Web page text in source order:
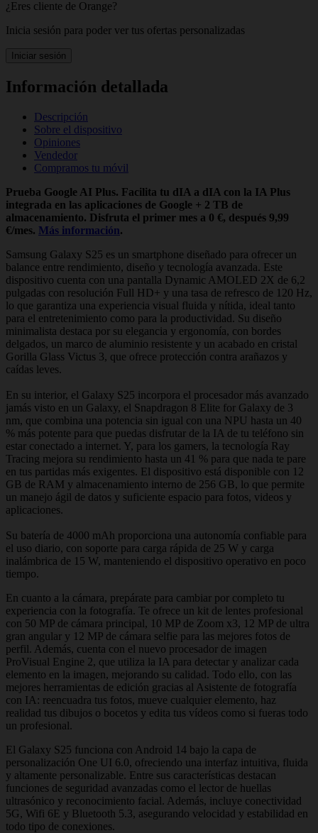
¿Eres cliente de Orange?
Inicia sesión para poder ver tus ofertas personalizadas
Iniciar sesión
Información detallada
Descripción
Sobre el dispositivo
Opiniones
Vendedor
Compramos tu móvil
Prueba Google AI Plus. Facilita tu dIA a dIA con la IA Plus
integrada en las aplicaciones de Google + 2 TB de
almacenamiento. Disfruta el primer mes a 0 €, después 9,99
€/mes. Más información.
Samsung Galaxy S25 es un smartphone diseñado para ofrecer un
balance entre rendimiento, diseño y tecnología avanzada. Este
dispositivo cuenta con una pantalla Dynamic AMOLED 2X de 6,2
pulgadas con resolución Full HD+ y una tasa de refresco de 120 Hz,
lo que garantiza una experiencia visual fluida y nítida, ideal tanto
para el entretenimiento como para la productividad. Su diseño
minimalista destaca por su elegancia y ergonomía, con bordes
delgados, un marco de aluminio resistente y un acabado en cristal
Gorilla Glass Victus 3, que ofrece protección contra arañazos y
caídas leves.
En su interior, el Galaxy S25 incorpora el procesador más avanzado
jamás visto en un Galaxy, el Snapdragon 8 Elite for Galaxy de 3
nm, que combina una potencia sin igual con una NPU hasta un 40
% más potente para que puedas disfrutar de la IA de tu teléfono sin
estar conectado a internet. Y, para los gamers, la tecnología Ray
Tracing mejora su rendimiento hasta un 41 % para que nada te pare
en tus partidas más exigentes. El dispositivo está disponible con 12
GB de RAM y almacenamiento interno de 256 GB, lo que permite
un manejo ágil de datos y suficiente espacio para fotos, videos y
aplicaciones.
Su batería de 4000 mAh proporciona una autonomía confiable para
el uso diario, con soporte para carga rápida de 25 W y carga
inalámbrica de 15 W, manteniendo el dispositivo operativo en poco
tiempo.
En cuanto a la cámara, prepárate para cambiar por completo tu
experiencia con la fotografía. Te ofrece un kit de lentes profesional
con 50 MP de cámara principal, 10 MP de Zoom x3, 12 MP de ultra
gran angular y 12 MP de cámara selfie para las mejores fotos de
perfil. Además, cuenta con el nuevo procesador de imagen
ProVisual Engine 2, que utiliza la IA para detectar y analizar cada
elemento en la imagen, mejorando su calidad. Todo ello, con las
mejores herramientas de edición gracias al Asistente de fotografía
con IA: reencuadra tus fotos, mueve cualquier elemento, haz
realidad tus dibujos o bocetos y edita tus vídeos como si fueras todo
un profesional.
El Galaxy S25 funciona con Android 14 bajo la capa de
personalización One UI 6.0, ofreciendo una interfaz intuitiva, fluida
y altamente personalizable. Entre sus características destacan
funciones de seguridad avanzadas como el lector de huellas
ultrasónico y reconocimiento facial. Además, incluye conectividad
5G, Wifi 6E y Bluetooth 5.3, asegurando velocidad y estabilidad en
todo tipo de conexiones.